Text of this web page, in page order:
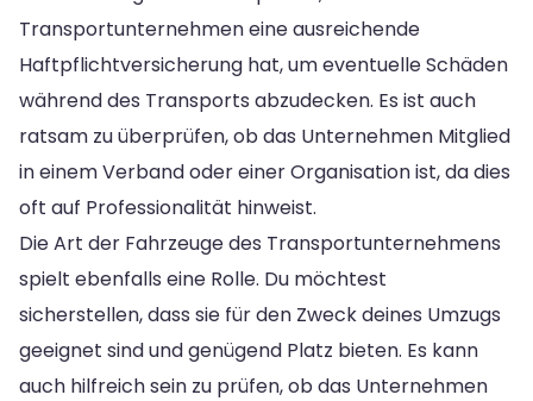
Transportunternehmen eine ausreichende
Haftpflichtversicherung hat, um eventuelle Schäden
während des Transports abzudecken. Es ist auch
ratsam zu überprüfen, ob das Unternehmen Mitglied
in einem Verband oder einer Organisation ist, da dies
oft auf Professionalität hinweist.
Die Art der Fahrzeuge des Transportunternehmens
spielt ebenfalls eine Rolle. Du möchtest
sicherstellen, dass sie für den Zweck deines Umzugs
geeignet sind und genügend Platz bieten. Es kann
auch hilfreich sein zu prüfen, ob das Unternehmen